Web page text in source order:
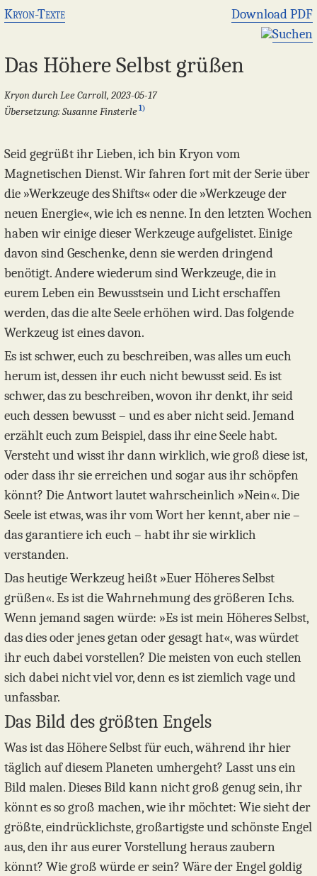
Kryon-Texte
Download PDF
Suchen
Das Höhere Selbst grüßen
Kryon durch Lee Carroll, 2023-05-17
Übersetzung: Susanne Finsterle1)
Seid gegrüßt ihr Lieben, ich bin Kryon vom
Magnetischen Dienst. Wir fahren fort mit der Serie über
die »Werkzeuge des Shifts« oder die »Werkzeuge der
neuen Energie«, wie ich es nenne. In den letzten Wochen
haben wir einige dieser Werkzeuge aufgelistet. Einige
davon sind Geschenke, denn sie werden dringend
benötigt. Andere wiederum sind Werkzeuge, die in
eurem Leben ein Bewusstsein und Licht erschaffen
werden, das die alte Seele erhöhen wird. Das folgende
Werkzeug ist eines davon.
Es ist schwer, euch zu beschreiben, was alles um euch
herum ist, dessen ihr euch nicht bewusst seid. Es ist
schwer, das zu beschreiben, wovon ihr denkt, ihr seid
euch dessen bewusst – und es aber nicht seid. Jemand
erzählt euch zum Beispiel, dass ihr eine Seele habt.
Versteht und wisst ihr dann wirklich, wie groß diese ist,
oder dass ihr sie erreichen und sogar aus ihr schöpfen
könnt? Die Antwort lautet wahrscheinlich »Nein«. Die
Seele ist etwas, was ihr vom Wort her kennt, aber nie –
das garantiere ich euch – habt ihr sie wirklich
verstanden.
Das heutige Werkzeug heißt »Euer Höheres Selbst
grüßen«. Es ist die Wahrnehmung des größeren Ichs.
Wenn jemand sagen würde: »Es ist mein Höheres Selbst,
das dies oder jenes getan oder gesagt hat«, was würdet
ihr euch dabei vorstellen? Die meisten von euch stellen
sich dabei nicht viel vor, denn es ist ziemlich vage und
unfassbar.
Das Bild des größten Engels
Was ist das Höhere Selbst für euch, während ihr hier
täglich auf diesem Planeten umhergeht? Lasst uns ein
Bild malen. Dieses Bild kann nicht groß genug sein, ihr
könnt es so groß machen, wie ihr möchtet: Wie sieht der
größte, eindrücklichste, großartigste und schönste Engel
aus, den ihr aus eurer Vorstellung heraus zaubern
könnt? Wie groß würde er sein? Wäre der Engel goldig